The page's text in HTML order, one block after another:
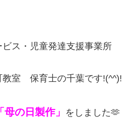
ス・児童発達支援事業所
教室 保育士の千葉です!(^^)!
「母の日製作」 をしました🫶